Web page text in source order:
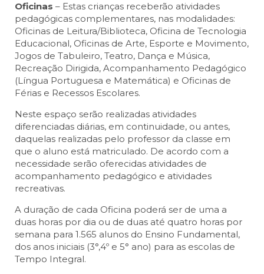
Oficinas – Estas crianças receberão atividades
pedagógicas complementares, nas modalidades:
Oficinas de Leitura/Biblioteca, Oficina de Tecnologia
Educacional, Oficinas de Arte, Esporte e Movimento,
Jogos de Tabuleiro, Teatro, Dança e Música,
Recreação Dirigida, Acompanhamento Pedagógico
(Língua Portuguesa e Matemática) e Oficinas de
Férias e Recessos Escolares.
Neste espaço serão realizadas atividades
diferenciadas diárias, em continuidade, ou antes,
daquelas realizadas pelo professor da classe em
que o aluno está matriculado. De acordo com a
necessidade serão oferecidas atividades de
acompanhamento pedagógico e atividades
recreativas.
A duração de cada Oficina poderá ser de uma a
duas horas por dia ou de duas até quatro horas por
semana para 1.565 alunos do Ensino Fundamental,
dos anos iniciais (3°,4º e 5° ano) para as escolas de
Tempo Integral.